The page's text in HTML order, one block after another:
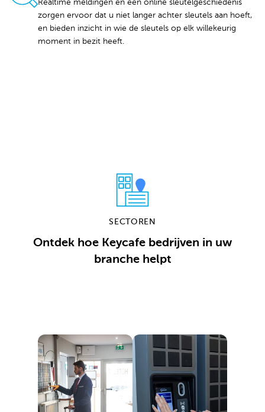
Realtime meldingen en een online sleutelgeschiedenis
zorgen ervoor dat u niet langer achter sleutels aan hoeft,
en bieden inzicht in wie de sleutels op elk willekeurig
moment in bezit heeft.
SECTOREN
Ontdek hoe Keycafe bedrijven in uw
branche helpt